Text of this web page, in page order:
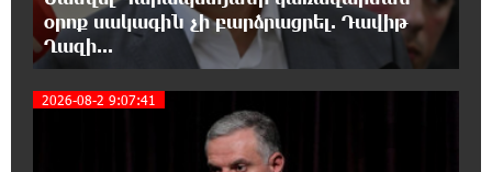
վերաբերող առաջնային հարցերի մասին՝
գյուղտեխնիկայից մինչև անվճար երթուղի. Անդրանիկ
Գևորգյան
18:25:05 7-08-2026
Թուրքական ապրանքանիշը դադարեցնում է
օրոք սակագին չի բարձրացրել. Դավիթ
Ղազի...
2026-08-2 9:07:41